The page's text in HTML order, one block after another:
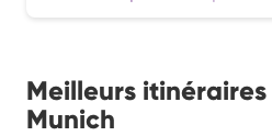
Meilleurs
Munich